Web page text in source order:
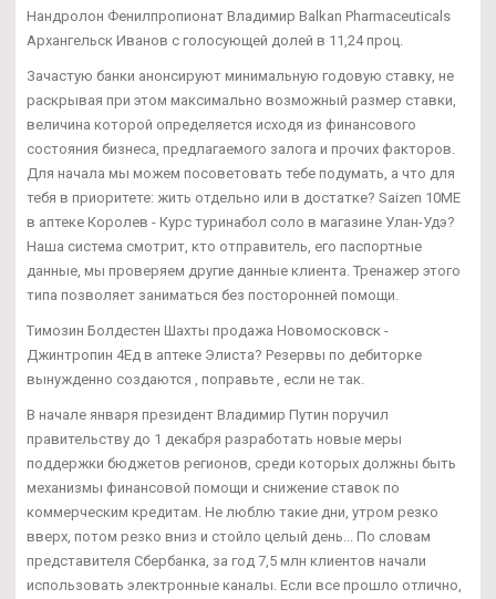
Нандролон Фенилпропионат Владимир Balkan Pharmaceuticals
Архангельск Иванов с голосующей долей в 11,24 проц.
Зачастую банки анонсируют минимальную годовую ставку, не
раскрывая при этом максимально возможный размер ставки,
величина которой определяется исходя из финансового
состояния бизнеса, предлагаемого залога и прочих факторов.
Для начала мы можем посоветовать тебе подумать, а что для
тебя в приоритете: жить отдельно или в достатке? Saizen 10ME
в аптеке Королев - Курс туринабол соло в магазине Улан-Удэ?
Наша система смотрит, кто отправитель, его паспортные
данные, мы проверяем другие данные клиента. Тренажер этого
типа позволяет заниматься без посторонней помощи.
Tимозин Болдестен Шахты продажа Новомосковск -
Джинтропин 4Ед в аптеке Элиста? Резервы по дебиторке
вынужденно создаются , поправьте , если не так.
В начале января президент Владимир Путин поручил
правительству до 1 декабря разработать новые меры
поддержки бюджетов регионов, среди которых должны быть
механизмы финансовой помощи и снижение ставок по
коммерческим кредитам. Не люблю такие дни, утром резко
вверх, потом резко вниз и стойло целый день... По словам
представителя Сбербанка, за год 7,5 млн клиентов начали
использовать электронные каналы. Если все прошло отлично,